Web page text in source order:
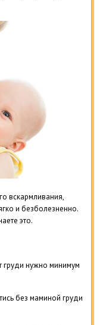
вскармливания,
и безболезненно.
это.
груди нужно минимум
без маминой груди